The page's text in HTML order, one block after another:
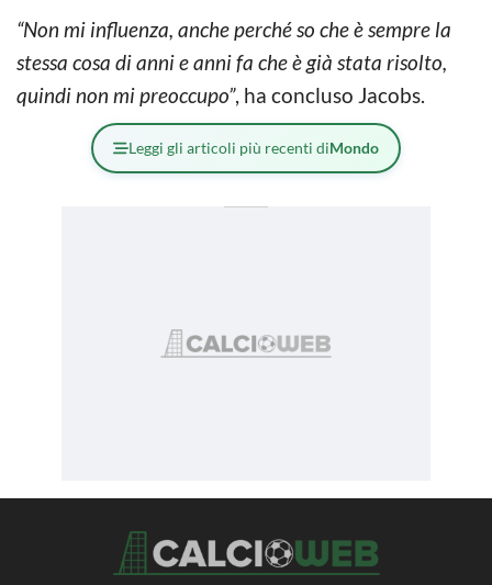
“Non mi influenza, anche perché so che è sempre la
stessa cosa di anni e anni fa che è già stata risolto,
quindi non mi preoccupo”, ha concluso Jacobs.
Leggi gli articoli più recenti diMondo